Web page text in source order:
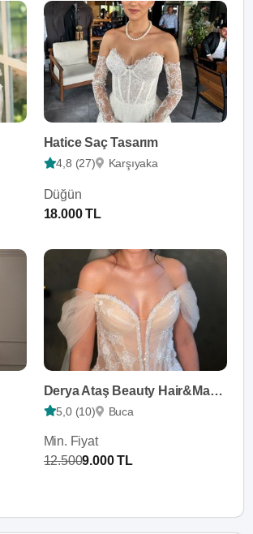
Hatice Saç Tasarım
4,8 (27) Karşıyaka
Düğün
18.000 TL
Derya Ataş Beauty Hair&Make Up
5,0 (10) Buca
Min. Fiyat
12.5009.000 TL